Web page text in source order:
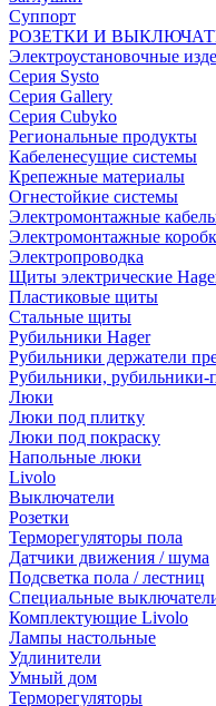
Суппорт
РОЗЕТКИ И
Электроустановочные
Серия Systo
Серия Gallery
Серия Cubyko
Региональные продукты
Кабеленесущие системы
Крепежные материалы
Огнестойкие системы
Электромонтажные
Электромонтажные
Электропроводка
Щиты электрические
Пластиковые щиты
Стальные щиты
Рубильники Hager
Рубильники держатели
Рубильники, рубильники-
Люки
Люки под плитку
Люки под покраску
Напольные люки
Livolo
Выключатели
Розетки
Терморегуляторы пола
Датчики движения / шума
Подсветка пола / лестниц
Специальные
Комплектующие Livolo
Лампы настольные
Удлинители
Умный дом
Терморегуляторы